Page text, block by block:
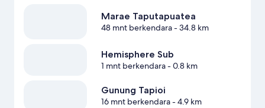
Marae Taputapuatea
48 mnt berkendara- 34.8 km
Hemisphere Sub
1 mnt berkendara- 0.8 km
Gunung Tapioi
16 mnt berkendara- 4.9 km